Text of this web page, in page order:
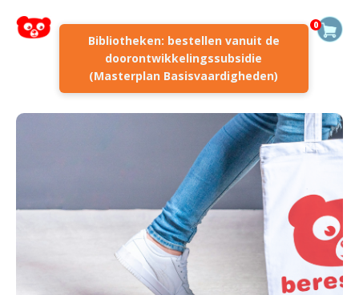
Bibliotheken: bestellen vanuit de
doorontwikkelingssubsidie
(Masterplan Basisvaardigheden)
0